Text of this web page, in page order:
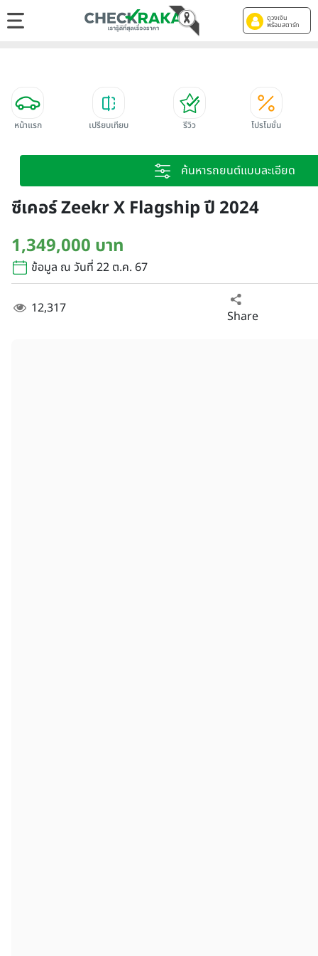
ดูวงเงิน
พร้อมสตาร์ท
หน้าแรก เปรียบเทียบ รีวิว โปรโมชั่น
ค้นหารถยนต์แบบละเอียด
ซีเคอร์ Zeekr X Flagship ปี 2024
1,349,000 บาท
ข้อมูล ณ วันที่ 22 ต.ค. 67
12,317 Share